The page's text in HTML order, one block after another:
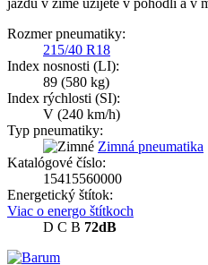
jazdu v zime užijete v pohodlí a v
Rozmer pneumatiky:
215/40 R18
Index nosnosti (LI):
89 (580 kg)
Index rýchlosti (SI):
V (240 km/h)
Typ pneumatiky:
Zimná pneumatika
Katalógové číslo:
15415560000
Energetický štítok:
Viac o energo štítkoch
D C B 72dB